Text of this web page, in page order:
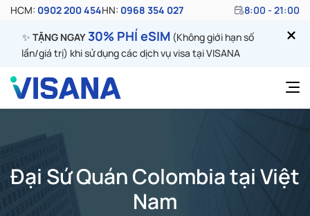
HCM: 0902 200 454HN: 0968 354 027 8:00 - 21:00
✨ TẶNG NGAY30% PHÍ eSIM (Không giới hạn số
lần/giá trị) khi sử dụng các dịch vụ visa tại VISANA
Đại Sứ Quán Colombia tại Việt
Nam